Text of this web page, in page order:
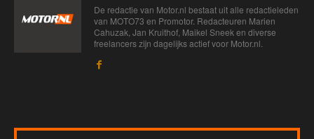
De redactie van Motor.nl bestaat uit alle redactieleden
van MOTO73 en Promotor. Redacteuren Marien
Cahuzak, Jan Kruithof, Maikel Sneek en diverse
freelancers zijn dagelijks actief voor Motor.nl.